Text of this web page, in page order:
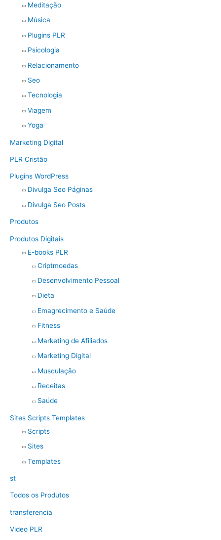
Meditação
Música
Plugins PLR
Psicologia
Relacionamento
Seo
Tecnologia
Viagem
Yoga
Marketing Digital
PLR Cristão
Plugins WordPress
Divulga Seo Páginas
Divulga Seo Posts
Produtos
Produtos Digitais
E-books PLR
Criptmoedas
Desenvolvimento Pessoal
Dieta
Emagrecimento e Saúde
Fitness
Marketing de Afiliados
Marketing Digital
Musculação
Receitas
Saúde
Sites Scripts Templates
Scripts
Sites
Templates
st
Todos os Produtos
transferencia
Video PLR